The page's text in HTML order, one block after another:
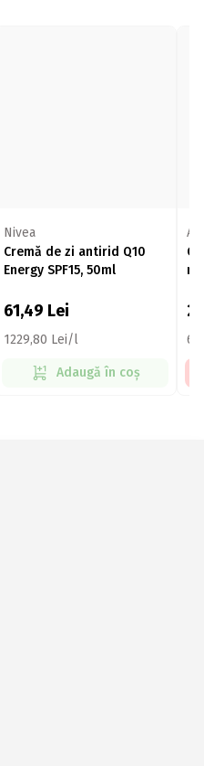
Nivea
Cremă de zi antirid Q10
Energy SPF15, 50ml
61,49 Lei
1229,80 Lei/l
Adaugă în coș